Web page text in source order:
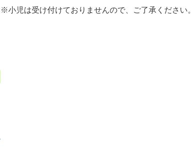
※小児は受け付けておりませんので、ご了承ください。